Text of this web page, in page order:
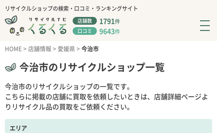
リサイクルショップの検索・口コミ・ランキングサイト
店舗数 1791件
口コミ 9643件
HOME>店舗情報 > 愛媛県>今治市
今治市のリサイクルショップ一覧
今治市のリサイクルショップの一覧です。
こちらに掲載の店舗に買取を依頼したいときは、店舗詳細ページよ
りリサイクル品の買取をご依頼ください。
エリア